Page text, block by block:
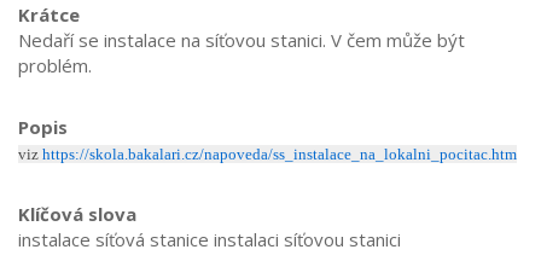
Krátce
Nedaří se instalace na síťovou stanici. V čem může být
problém.
Popis
viz https://skola.bakalari.cz/napoveda/ss_instalace_na_lokalni_pocitac.htm
Klíčová slova
instalace síťová stanice instalaci síťovou stanici